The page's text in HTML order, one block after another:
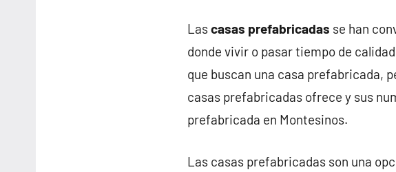
Lascasas prefabricadas se han
donde vivir o pasar tiempo de
que buscan una casa prefabricada,
casas prefabricadas ofrece y sus
prefabricada en Montesinos.
Las casas prefabricadas son una